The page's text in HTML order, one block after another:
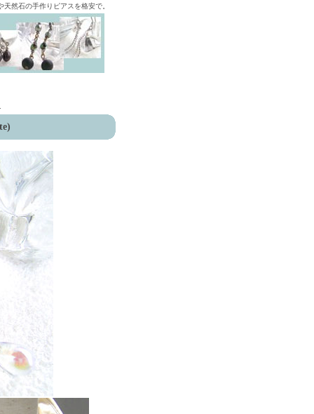
然石の手作りピアスを格安で。